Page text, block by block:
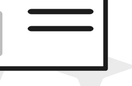
러
보
미